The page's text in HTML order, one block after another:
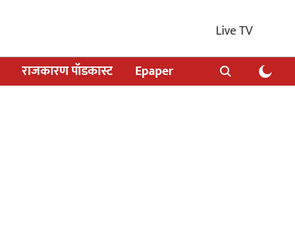
Live TV
राजकारण पॉडकास्ट Epaper